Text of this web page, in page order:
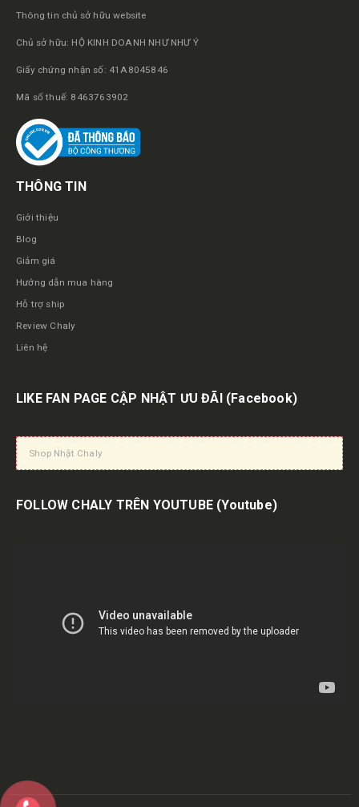
Thông tin chủ sở hữu website
Chủ sở hữu: HỘ KINH DOANH NHƯ NHƯ Ý
Giấy chứng nhận số: 41A8045846
Mã số thuế: 8463763902
THÔNG TIN
Giới thiệu
Blog
Giảm giá
Hướng dẫn mua hàng
Hỗ trợ ship
Review Chaly
Liên hệ
LIKE FAN PAGE CẬP NHẬT ƯU ĐÃI (Facebook)
Shop Nhật Chaly
FOLLOW CHALY TRÊN YOUTUBE (Youtube)